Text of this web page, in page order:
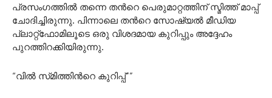
പ്രസംഗത്തില്‍ തന്നെ തന്‍റെ പെരുമാറ്റത്തിന് സ്മിത്ത് മാപ്പ്
ചോദിച്ചിരുന്നു. പിന്നാലെ തന്‍റെ സോഷ്യല്‍ മീഡിയ
പ്ലാറ്റ്ഫോമിലൂടെ ഒരു വിശദമായ കുറിപ്പും അദ്ദേഹം
പുറത്തിറക്കിയിരുന്നു.
“വില്‍ സ്‍മിത്തിന്‍റെ കുറിപ്പ്””